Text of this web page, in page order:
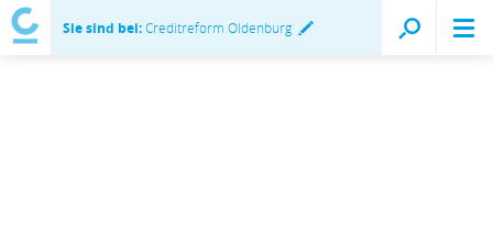
Sie sind bei:Creditreform Oldenburg